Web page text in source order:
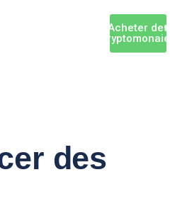
Acheter des
cryptomonaies
des